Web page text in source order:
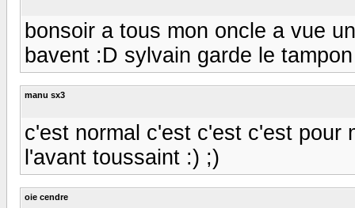
bonsoir a tous mon oncle a vue
bavent :D sylvain garde le
manu sx3
c'est normal c'est c'est c'est pour
l'avant toussaint :) ;)
oie cendre